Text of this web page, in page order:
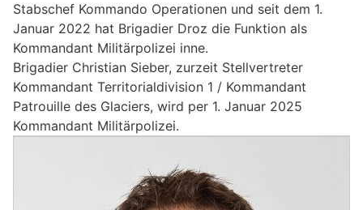
Stabschef Kommando Operationen und seit dem 1.
Januar 2022 hat Brigadier Droz die Funktion als
Kommandant Militärpolizei inne.
Brigadier Christian Sieber, zurzeit Stellvertreter
Kommandant Territorialdivision 1 / Kommandant
Patrouille des Glaciers, wird per 1. Januar 2025
Kommandant Militärpolizei.